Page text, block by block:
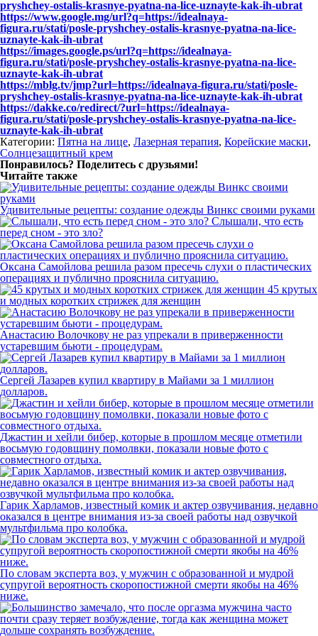
pryshchey-ostalis-krasnye-pyatna-na-lice-uznayte-kak-ih-ubrat
https://www.google.mg/url?q=https://idealnaya-
figura.ru/stati/posle-pryshchey-ostalis-krasnye-pyatna-na-lice-
uznayte-kak-ih-ubrat
https://images.google.ps/url?q=https://idealnaya-
figura.ru/stati/posle-pryshchey-ostalis-krasnye-pyatna-na-lice-
uznayte-kak-ih-ubrat
https://mblg.tv/jmp?url=https://idealnaya-figura.ru/stati/posle-
pryshchey-ostalis-krasnye-pyatna-na-lice-uznayte-kak-ih-ubrat
https://dakke.co/redirect/?url=https://idealnaya-
figura.ru/stati/posle-pryshchey-ostalis-krasnye-pyatna-na-lice-
uznayte-kak-ih-ubrat
Категории: Пятна на лице, Лазерная терапия, Корейские маски,
Солнцезащитный крем
Понравилось? Поделитесь с друзьями!
Читайте также
Удивительные рецепты: создание одежды Винкс своими руками
Слышали, что есть
перед сном - это зло?
Оксана Самойлова решила разом пресечь слухи о пластических
операциях и публично прояснила ситуацию.
45 крутых
и модных коротких стрижек для женщин
Анастасию Волочкову не раз упрекали в приверженности
устаревшим бьюти - процедурам.
Сергей Лазарев купил квартиру в Майами за 1 миллион
долларов.
Джастин и хейли бибер, которые в прошлом месяце отметили
восьмую годовщину помолвки, показали новые фото с
совместного отдыха.
Гарик Харламов, известный комик и актер озвучивания, недавно
оказался в центре внимания из-за своей работы над озвучкой
мультфильма про колобка.
По словам эксперта воз, у мужчин с образованной и мудрой
супругой вероятность скоропостижной смерти якобы на 46%
ниже.